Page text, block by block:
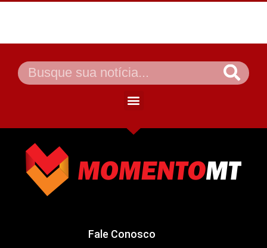
Fale Conosco